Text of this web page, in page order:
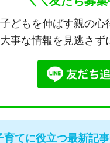
子どもを伸ばす親の心
大事な情報を見逃さず
育てに役立つ最新記